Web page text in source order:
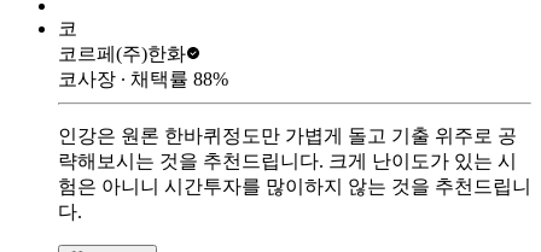
코
코르페 (주)한화
코사장 ∙ 채택률 88%
인강은 원론 한바퀴정도만 가볍게 돌고 기출 위주로 공
략해보시는 것을 추천드립니다. 크게 난이도가 있는 시
험은 아니니 시간투자를 많이하지 않는 것을 추천드립니
다.